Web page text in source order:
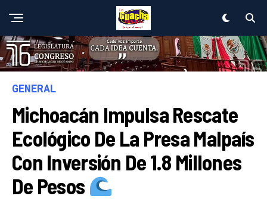
GENERAL
Michoacán Impulsa Rescate
Ecológico De La Presa Malpaís
Con Inversión De 1.8 Millones
De Pesos